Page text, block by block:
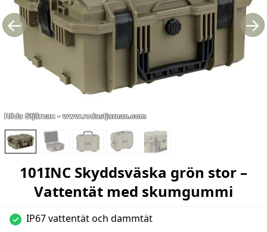
← →
101INC Skyddsväska grön stor –
Vattentät med skumgummi
✓ IP67 vattentät och dammtät